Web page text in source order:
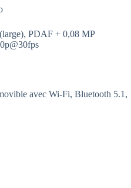
PDAF + 0,08 MP
avec Wi-Fi, Bluetooth 5.1,